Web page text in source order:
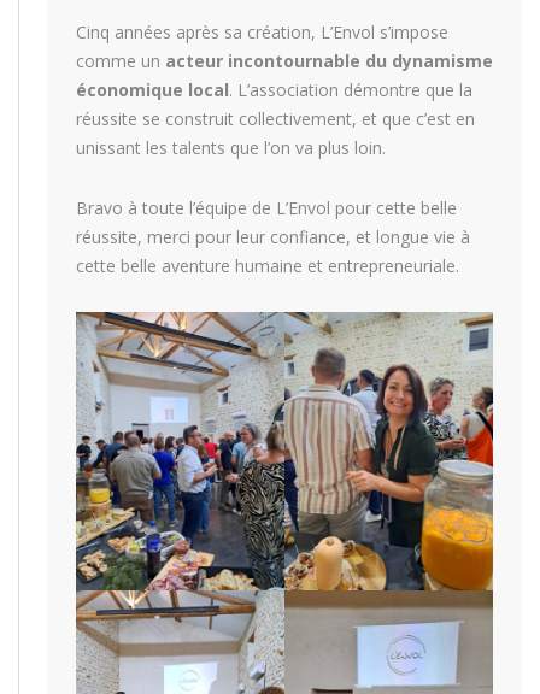
Cinq années après sa création, L’Envol s’impose
comme un acteur incontournable du dynamisme
économique local. L’association démontre que la
réussite se construit collectivement, et que c’est en
unissant les talents que l’on va plus loin.
Bravo à toute l’équipe de L’Envol pour cette belle
réussite, merci pour leur confiance, et longue vie à
cette belle aventure humaine et entrepreneuriale.